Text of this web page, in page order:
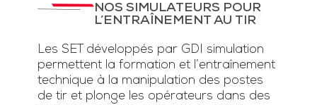
NOS SIMULATEURS POUR
L’ENTRAÎNEMENT AU TIR
Les SET développés par GDI simulation
permettent la formation et l’entraînement
technique à la manipulation des postes
de tir et plonge les opérateurs dans des